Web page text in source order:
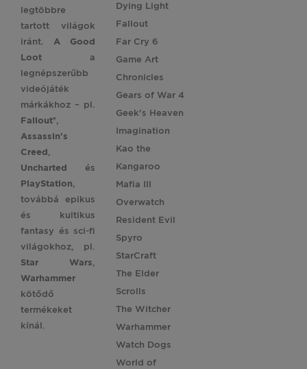
legtöbbre
tartott világok
iránt.A Good
Loot a
legnépszerűbb
videójáték
márkákhoz – pl.
Fallout®,
Assassin's
Creed,
Uncharted és
PlayStation,
továbbá epikus
és kultikus
fantasy és sci-fi
világokhoz, pl.
Star
Wars,
Warhammer
kötődő
termékeket
kínál.
Dying Light
Fallout
Far Cry 6
Game Art
Chronicles
Gears of War 4
Geek's Heaven
Imagination
Kao the
Kangaroo
Mafia III
Overwatch
Resident Evil
Spyro
StarCraft
The Elder
Scrolls
The Witcher
Warhammer
Watch Dogs
World of